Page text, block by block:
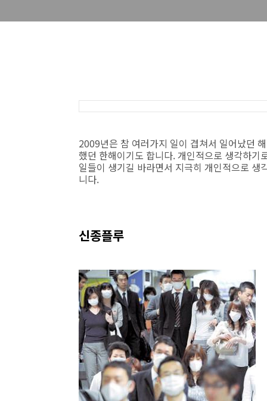
2009년은 참 여러가지 일이 겹쳐서 일어났던
했던 한해이기도 합니다. 개인적으로 생각하
일들이 생기길 바라면서 지극히 개인적으로
니다.
신종플루